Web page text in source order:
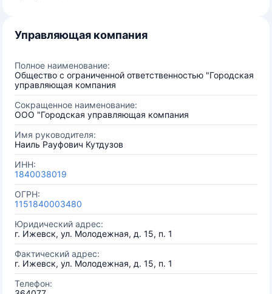
Управляющая компания
Полное наименование:
Общество с ограниченной ответственностью "Городская
управляющая компания
Сокращенное наименование:
ООО "Городская управляющая компания
Имя руководителя:
Наиль Рауфович Кутдузов
ИНН:
1840038019
ОГРН:
1151840003480
Юридический адрес:
г. Ижевск, ул. Молодежная, д. 15, п. 1
Фактический адрес:
г. Ижевск, ул. Молодежная, д. 15, п. 1
Телефон: